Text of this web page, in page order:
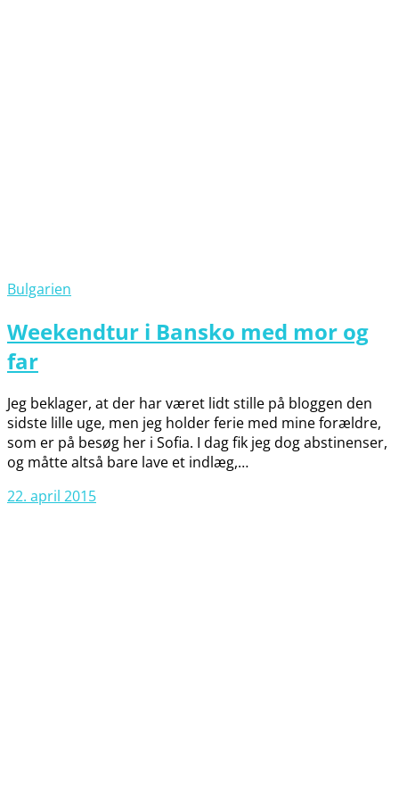
Bulgarien
Weekendtur i Bansko med mor og
far
Jeg beklager, at der har været lidt stille på bloggen den
sidste lille uge, men jeg holder ferie med mine forældre,
som er på besøg her i Sofia. I dag fik jeg dog abstinenser,
og måtte altså bare lave et indlæg,…
22. april 2015